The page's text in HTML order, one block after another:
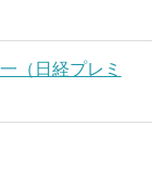
（日経プレミ